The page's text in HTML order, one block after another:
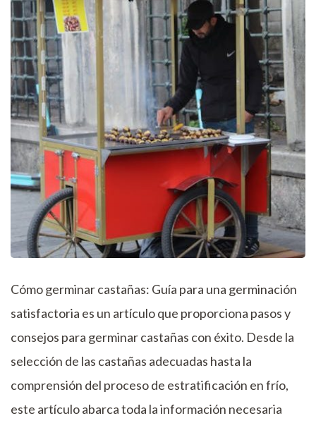
Cómo germinar castañas: Guía para una germinación
satisfactoria es un artículo que proporciona pasos y
consejos para germinar castañas con éxito. Desde la
selección de las castañas adecuadas hasta la
comprensión del proceso de estratificación en frío,
este artículo abarca toda la información necesaria